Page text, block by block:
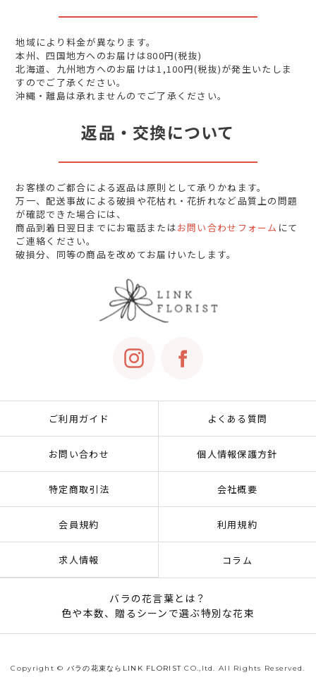
地域により料金が異なります。
本州、四国地方へのお届けは800円(税抜)
北海道、九州地方へのお届けは1,100円(税抜)が発生いたしま
すのでご了承ください。
沖縄・離島は承れませんのでご了承ください。
返品・交換について
お客様のご都合による返品は原則として承りかねます。
万一、配送事故による破損や花枯れ・花折れなど品質上の問題
が確認できた場合には、
商品到着日翌日までにお電話またはお問い合わせフォーム にて
ご連絡ください。
破損分、同等の商品を改めてお届けいたします。
ご利用ガイド よくある質問
お問い合わせ 個人情報保護方針
特定商取引法 会社概要
会員規約 利用規約
求人情報 コラム
バラの花言葉とは？
色や本数、贈るシーンで選ぶ特別な花束
Copyright © バラの花束ならLINK FLORIST CO.,ltd. All Rights Reserved.